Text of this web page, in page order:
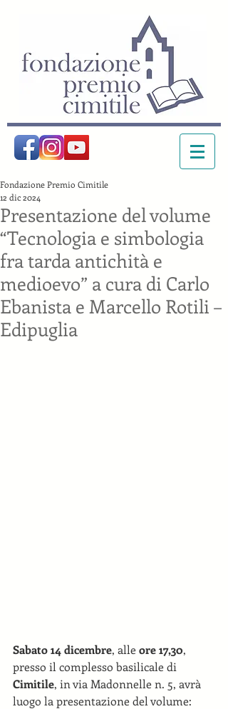
Presentazione del volume
“Tecnologia e simbologia
fra tarda antichità e
medioevo” a cura di Carlo
Ebanista e Marcello Rotili –
Edipuglia
Fondazione Premio Cimitile
12 dic 2024
Sabato 14 dicembre, alle ore 17,30,
presso il complesso basilicale di
Cimitile, in via Madonnelle n. 5, avrà
luogo la presentazione del volume: